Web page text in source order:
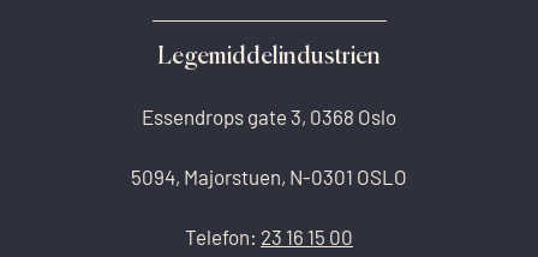
Legemiddelindustrien
Essendrops gate 3, 0368 Oslo
5094, Majorstuen, N-0301 OSLO
Telefon: 23 16 15 00